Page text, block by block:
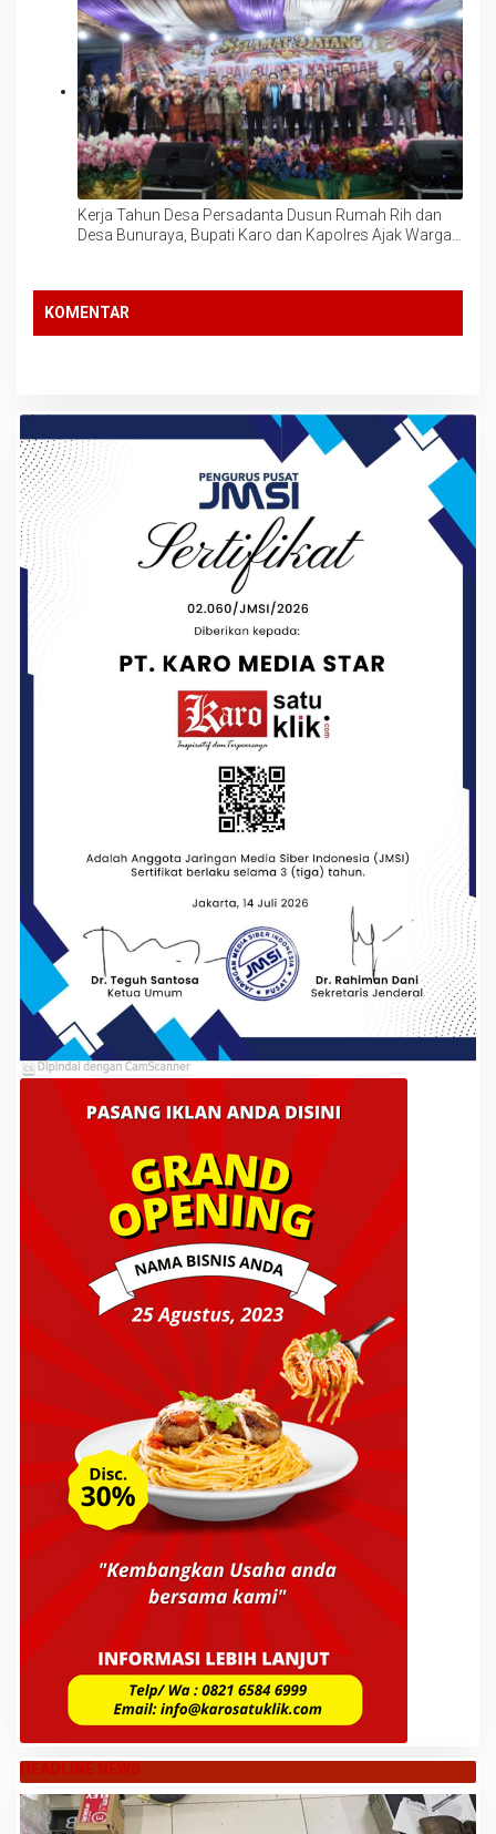
Kerja Tahun Desa Persadanta Dusun Rumah Rih dan
Desa Bunuraya, Bupati Karo dan Kapolres Ajak Warga
KOMENTAR
HEADLINE NEWS